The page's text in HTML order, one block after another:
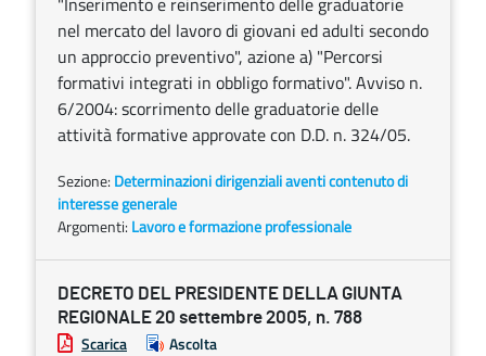
nel mercato del lavoro di giovani ed adulti secondo
un approccio preventivo", azione a) "Percorsi
formativi integrati in obbligo formativo". Avviso n.
6/2004: scorrimento delle graduatorie delle
attività formative approvate con D.D. n. 324/05.
Sezione: Determinazioni dirigenziali aventi contenuto di
interesse generale
Argomenti: Lavoro e formazione professionale
DECRETO DEL PRESIDENTE DELLA GIUNTA
REGIONALE 20 settembre 2005, n. 788
Scarica Ascolta